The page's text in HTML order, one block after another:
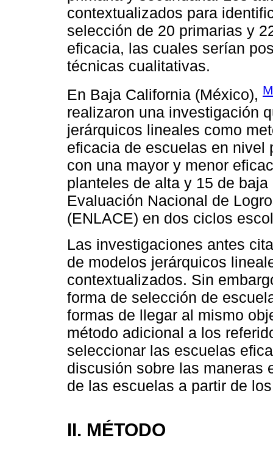
contextualizados para
selección de 20 primarias y
eficacia, las cuales serían
técnicas cualitativas.
En Baja California (México),
realizaron una investigación
jerárquicos lineales como
eficacia de escuelas en nivel
con una mayor y menor
planteles de alta y 15 de
Evaluación Nacional de
(ENLACE) en dos ciclos
Las investigaciones antes
de modelos jerárquicos
contextualizados. Sin
forma de selección de
formas de llegar al mismo
método adicional a los
seleccionar las escuelas
discusión sobre las maneras
de las escuelas a partir de
II. MÉTODO